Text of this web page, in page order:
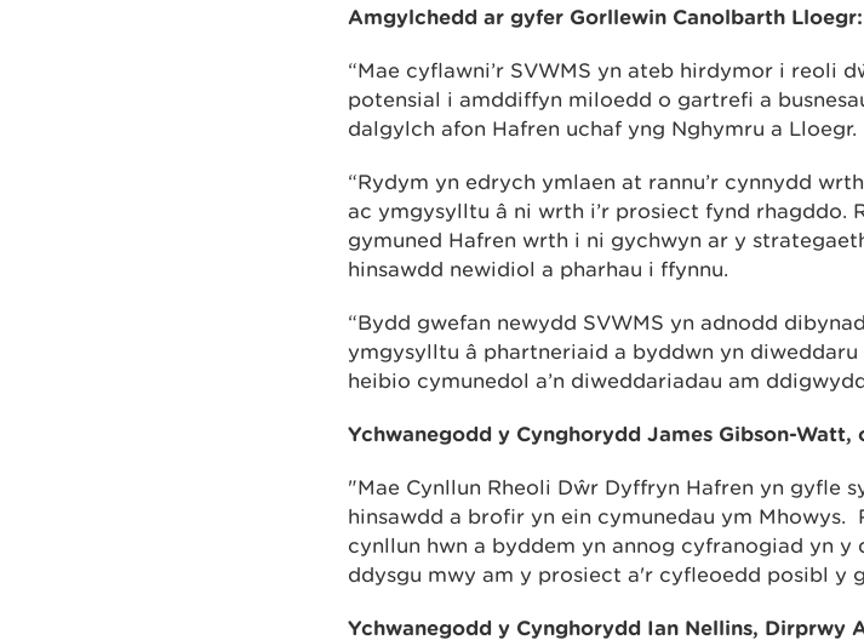
Amgylchedd ar gyfer Gorllewin Canolbarth Lloegr:
“Mae cyflawni’r SVWMS yn ateb hirdymor i reoli
potensial i amddiffyn miloedd o gartrefi a
dalgylch afon Hafren uchaf yng Nghymru a Lloegr.
“Rydym yn edrych ymlaen at rannu’r cynnydd
ac ymgysylltu â ni wrth i’r prosiect fynd rhagddo.
gymuned Hafren wrth i ni gychwyn ar y
hinsawdd newidiol a pharhau i ffynnu.
“Bydd gwefan newydd SVWMS yn adnodd
ymgysylltu â phartneriaid a byddwn yn
heibio cymunedol a’n diweddariadau am
Ychwanegodd y Cynghorydd James Gibson-Watt,
"Mae Cynllun Rheoli Dŵr Dyffryn Hafren yn gyfle
hinsawdd a brofir yn ein cymunedau ym
cynllun hwn a byddem yn annog cyfranogiad yn
ddysgu mwy am y prosiect a'r cyfleoedd posibl y
Ychwanegodd y Cynghorydd Ian Nellins, Dirprwy